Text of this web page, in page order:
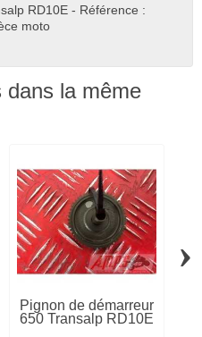
RD10E - Référence :
moto
dans la même
Pignon de démarreur
650 Transalp RD10E
›